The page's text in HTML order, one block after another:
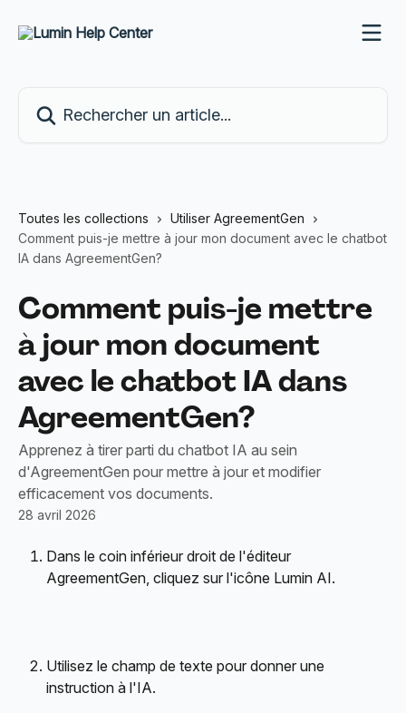
Toutes les collections
Utiliser AgreementGen
Comment puis-je mettre à jour mon document avec le chatbot
IA dans AgreementGen?
Comment puis-je mettre
à jour mon document
avec le chatbot IA dans
AgreementGen?
Apprenez à tirer parti du chatbot IA au sein
d'AgreementGen pour mettre à jour et modifier
efficacement vos documents.
28 avril 2026
Dans le coin inférieur droit de l'éditeur
AgreementGen, cliquez sur l'icône Lumin AI.
Utilisez le champ de texte pour donner une
instruction à l'IA.